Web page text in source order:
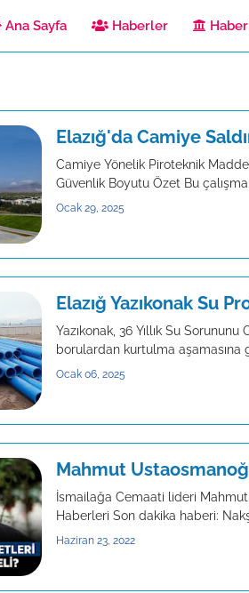
Ana Sayfa Haberler
Elazığ'da Camiye
Camiye Yönelik Piroteknik Madde
Güvenlik Boyutu Özet Bu
Ocak 29, 2025
Elazığ Yazıkonak Su
Yazıkonak, 36 Yıllık Su
borulardan kurtulma aşamasına
Ocak 06, 2025
Mahmut
İsmailağa Cemaati lideri
Haberleri Son dakika haberi:
Haziran 23, 2022